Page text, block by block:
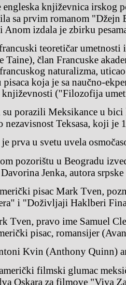
sa prvim romanom "Džejn
izdala je zbirku
Taine), član Francuske
naturalizma,
pisaca koja je sa naučno-
književnosti ("Filozofija
nezavisnost Teksasa, koji je
je prva u svetu uvela
Jenka, autora
i "Doživljaji Haklberi
pisac, romansijer
Kvin (Anthony Quinn)
Oskara za filmove "Viva